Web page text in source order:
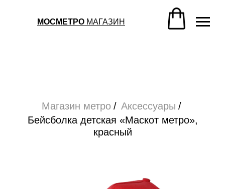
МОСМЕТРО МАГАЗИН
Бейсболка детская «Маскот метро»,
Магазин метро / Аксессуары /
Бейсболка детская «Маскот метро»,
красный